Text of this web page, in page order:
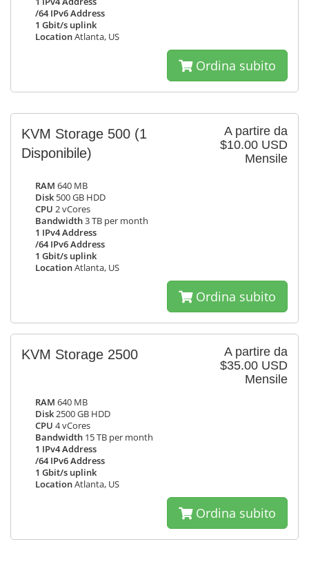
/64 IPv6 Address
1 Gbit/s uplink
LocationAtlanta, US
Ordina subito
A partire da
$10.00 USD
Mensile
KVM Storage 500 (1
Disponibile)
RAM 640 MB
Disk 500 GB HDD
CPU 2 vCores
Bandwidth3 TB per month
1 IPv4 Address
/64 IPv6 Address
1 Gbit/s uplink
LocationAtlanta, US
Ordina subito
A partire da
$35.00 USD
Mensile
KVM Storage 2500
RAM 640 MB
Disk2500 GB HDD
CPU 4 vCores
Bandwidth 15 TB per month
1 IPv4 Address
/64 IPv6 Address
1 Gbit/s uplink
LocationAtlanta, US
Ordina subito